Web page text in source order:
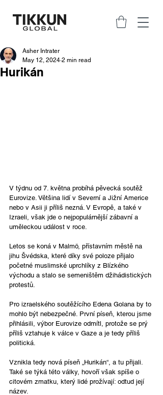
Hurikán
Asher Intrater
May 12, 2024 2 min read
V týdnu od 7. května probíhá pěvecká soutěž
Eurovize. Většina lidí v Severní a Jižní Americe
nebo v Asii ji příliš nezná. V Evropě, a také v
Izraeli, však jde o nejpopulárnější zábavní a
uměleckou událost v roce.
Letos se koná v Malmö, přístavním městě na
jihu Švédska, které díky své poloze přijalo
početné muslimské uprchlíky z Blízkého
východu a stalo se semeništěm džihádistických
protestů.
Pro izraelského soutěžícího Edena Golana by to
mohlo být nebezpečné. První píseň, kterou jsme
přihlásili, výbor Eurovize odmítl, protože se prý
příliš vztahuje k válce v Gaze a je tedy příliš
politická.
Vznikla tedy nová píseň „Hurikán“, a tu přijali.
Také se týká této války, hovoří však spíše o
citovém zmatku, který lidé prožívají: odtud její
název.